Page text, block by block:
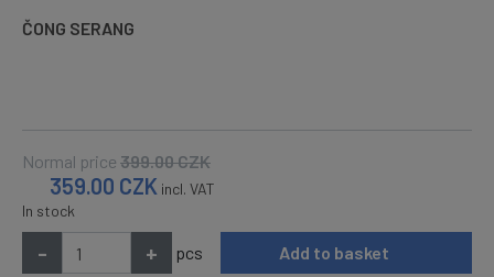
ČONG SERANG
Normal price 399.00CZK
359.00 CZK incl. VAT
In stock
- + pcs Add to basket